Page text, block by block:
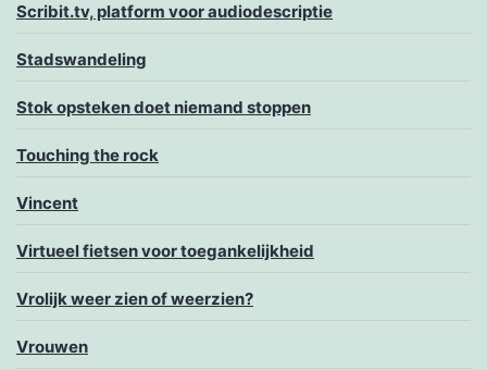
Scribit.tv, platform voor audiodescriptie
Stadswandeling
Stok opsteken doet niemand stoppen
Touching the rock
Vincent
Virtueel fietsen voor toegankelijkheid
Vrolijk weer zien of weerzien?
Vrouwen